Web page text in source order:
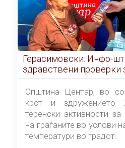
Герасимовски: Инфо-
здравствени проверки
граѓаните во услови на
Општина Центар, во
крст и здружението
теренски активности
на граѓаните во услови
температури во градот.